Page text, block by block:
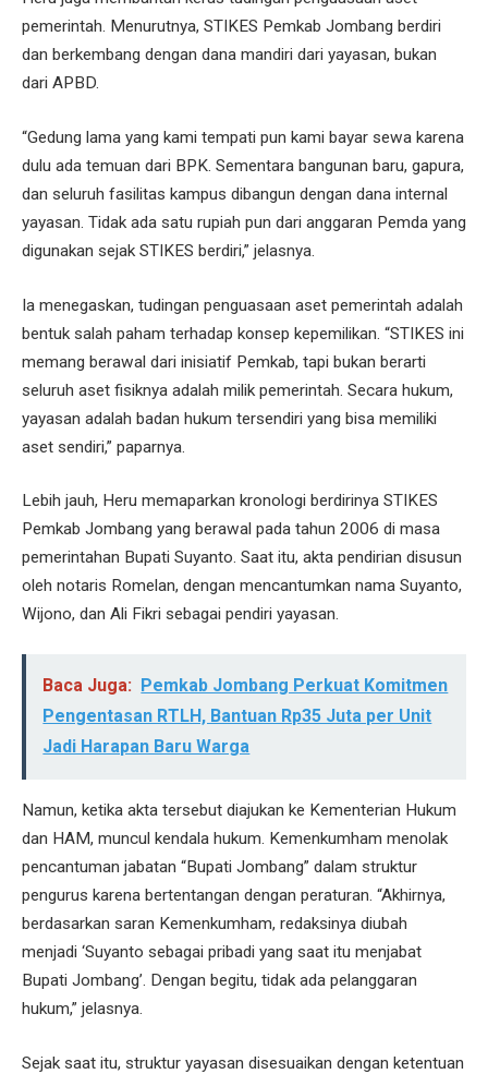
pemerintah. Menurutnya, STIKES Pemkab Jombang berdiri
dan berkembang dengan dana mandiri dari yayasan, bukan
dari APBD.
“Gedung lama yang kami tempati pun kami bayar sewa karena
dulu ada temuan dari BPK. Sementara bangunan baru, gapura,
dan seluruh fasilitas kampus dibangun dengan dana internal
yayasan. Tidak ada satu rupiah pun dari anggaran Pemda yang
digunakan sejak STIKES berdiri,” jelasnya.
Ia menegaskan, tudingan penguasaan aset pemerintah adalah
bentuk salah paham terhadap konsep kepemilikan. “STIKES ini
memang berawal dari inisiatif Pemkab, tapi bukan berarti
seluruh aset fisiknya adalah milik pemerintah. Secara hukum,
yayasan adalah badan hukum tersendiri yang bisa memiliki
aset sendiri,” paparnya.
Lebih jauh, Heru memaparkan kronologi berdirinya STIKES
Pemkab Jombang yang berawal pada tahun 2006 di masa
pemerintahan Bupati Suyanto. Saat itu, akta pendirian disusun
oleh notaris Romelan, dengan mencantumkan nama Suyanto,
Wijono, dan Ali Fikri sebagai pendiri yayasan.
Baca Juga:
Pemkab Jombang Perkuat Komitmen
Pengentasan RTLH, Bantuan Rp35 Juta per Unit
Jadi Harapan Baru Warga
Namun, ketika akta tersebut diajukan ke Kementerian Hukum
dan HAM, muncul kendala hukum. Kemenkumham menolak
pencantuman jabatan “Bupati Jombang” dalam struktur
pengurus karena bertentangan dengan peraturan. “Akhirnya,
berdasarkan saran Kemenkumham, redaksinya diubah
menjadi ‘Suyanto sebagai pribadi yang saat itu menjabat
Bupati Jombang’. Dengan begitu, tidak ada pelanggaran
hukum,” jelasnya.
Sejak saat itu, struktur yayasan disesuaikan dengan ketentuan